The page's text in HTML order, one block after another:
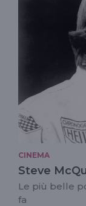
CINEMA
Steve
Le più belle
fa